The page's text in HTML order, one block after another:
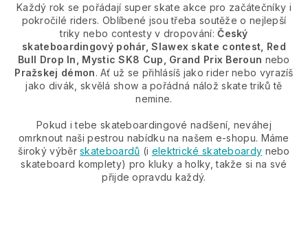
Každý rok se pořádají super skate akce pro začátečníky i
pokročilé riders. Oblíbené jsou třeba soutěže o nejlepší
triky nebo contesty v dropování:Český
skateboardingový pohár, Slawex skate contest, Red
Bull Drop In, Mystic SK8 Cup, Grand Prix Beroun nebo
Pražskej démon. Ať už se přihlásíš jako rider nebo vyrazíš
jako divák, skvělá show a pořádná nálož skate triků tě
nemine.
Pokud i tebe skateboardingové nadšení, neváhej
omrknout naši pestrou nabídku na našem e-shopu. Máme
široký výběrskateboardů (i elektrické skateboardy nebo
skateboard komplety) pro kluky a holky, takže si na své
přijde opravdu každý.